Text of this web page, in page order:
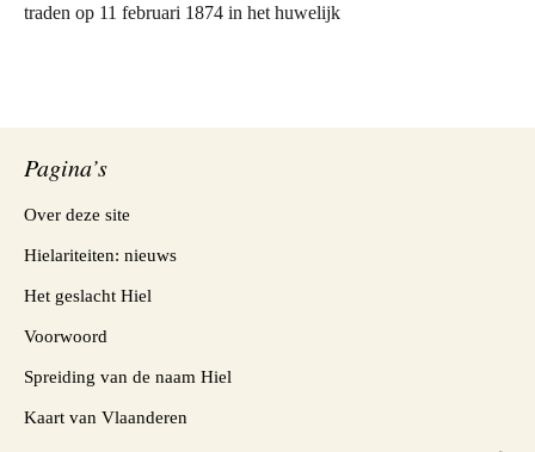
traden op 11 februari 1874 in het huwelijk
Pagina’s
Over deze site
Hielariteiten: nieuws
Het geslacht Hiel
Voorwoord
Spreiding van de naam Hiel
Kaart van Vlaanderen